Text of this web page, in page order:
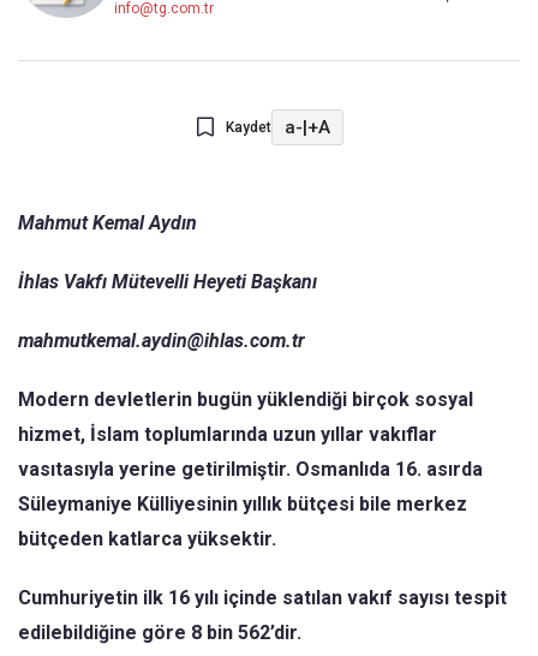
info@tg.com.tr
Kaydet a-|+A
Mahmut Kemal Aydın
İhlas Vakfı Mütevelli Heyeti Başkanı
mahmutkemal.aydin@ihlas.com.tr
Modern devletlerin bugün yüklendiği birçok sosyal
hizmet, İslam toplumlarında uzun yıllar vakıflar
vasıtasıyla yerine getirilmiştir. Osmanlıda 16. asırda
Süleymaniye Külliyesinin yıllık bütçesi bile merkez
bütçeden katlarca yüksektir.
Cumhuriyetin ilk 16 yılı içinde satılan vakıf sayısı tespit
edilebildiğine göre 8 bin 562’dir.